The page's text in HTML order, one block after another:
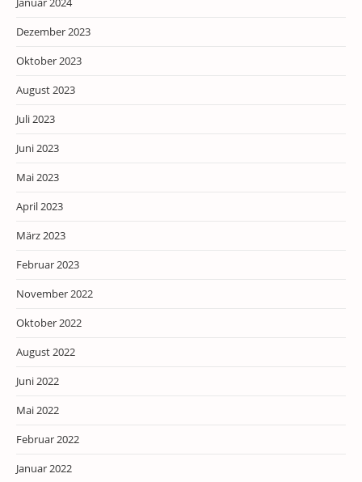
Dezember 2023
Oktober 2023
August 2023
Juli 2023
Juni 2023
Mai 2023
April 2023
März 2023
Februar 2023
November 2022
Oktober 2022
August 2022
Juni 2022
Mai 2022
Februar 2022
Januar 2022